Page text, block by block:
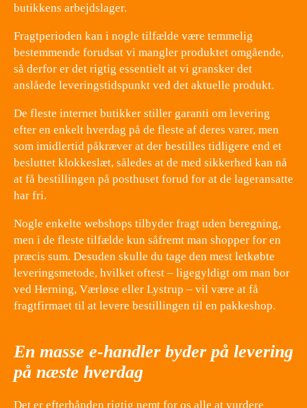
butikkens arbejdslager.
Fragtperioden kan i nogle tilfælde være temmelig
bestemmende forudsat vi mangler produktet omgående,
så derfor er det rigtig essentielt at vi gransker det
anslåede leveringstidspunkt ved det aktuelle produkt.
De fleste internet butikker stiller garanti om levering
efter en enkelt hverdag på de fleste af deres varer, men
som imidlertid påkræver at der bestilles tidligere end et
besluttet klokkeslæt, således at de med sikkerhed kan nå
at få bestillingen på posthuset forud for at de lageransatte
har fri.
Nogle enkelte webshops tilbyder fragt uden beregning,
men i de fleste tilfælde kun såfremt man shopper for en
præcis sum. Desuden skulle du tage den mest letkøbte
leveringsmetode, hvilket oftest – ligegyldigt om man bor
ved Herning, Værløse eller Lystrup – vil være at få
fragtfirmaet til at levere bestillingen til en pakkeshop.
En masse e-handler byder på levering
på næste hverdag
Det er efterhånden rigtig nemt for os alle at vurdere